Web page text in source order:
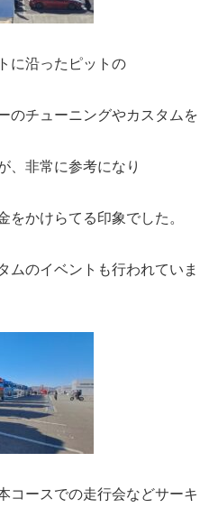
に沿ったピットの
のチューニングやカスタムを
、非常に参考になり
をかけらてる印象でした。
ムのイベントも行われていま
コースでの走行会などサーキ